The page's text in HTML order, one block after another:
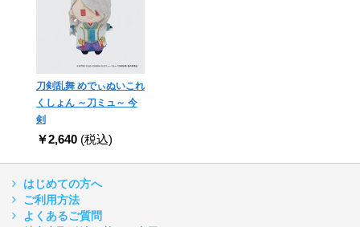
刀剣乱舞 めでぃぬいこれ
くしょん ～刀ミュ～ 今
剣
￥2,640 (税込)
はじめての方へ
ご利用方法
よくあるご質問